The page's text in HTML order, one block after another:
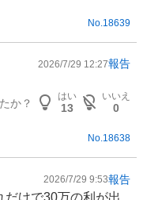
No. 18639
2026/7/29 12:27報告
か？
はい
13
いいえ
0
No.18638
2026/7/29 9:53報告